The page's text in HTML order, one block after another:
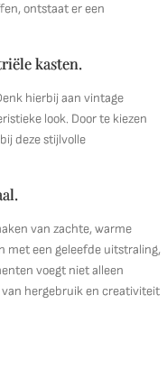
ontstaat er een
kasten.
hierbij aan vintage
look. Door te kiezen
deze stijlvolle
van zachte, warme
met een geleefde uitstraling,
voegt niet alleen
hergebruik en creativiteit